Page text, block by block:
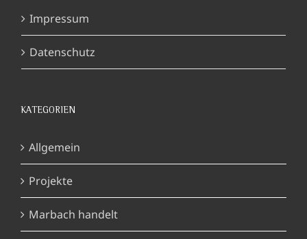
Impressum
Datenschutz
KATEGORIEN
Allgemein
Projekte
Marbach handelt